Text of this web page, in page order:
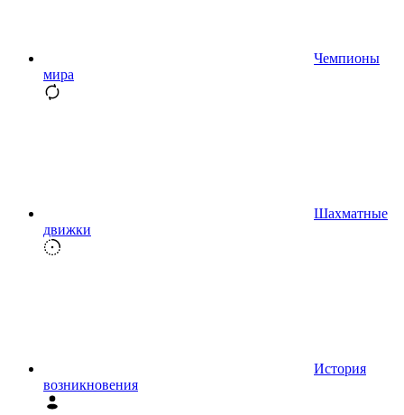
Чемпионы
мира
Шахматные
движки
История
возникновения